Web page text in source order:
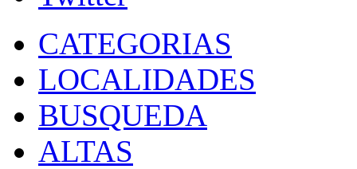
CATEGORIAS
LOCALIDADES
BUSQUEDA
ALTAS